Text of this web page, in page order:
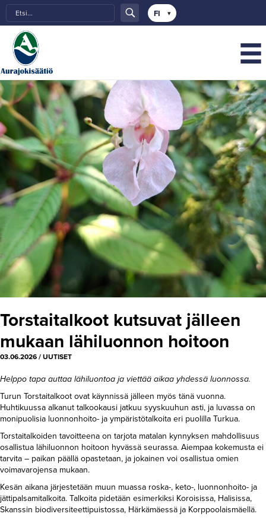
Choose
a
Torstaitalkoot kutsuvat jälleen
mukaan lähiluonnon hoitoon
03.06.2026/UUTISET
Helppo tapa auttaa lähiluontoa ja viettää aikaa yhdessä luonnossa.
Turun Torstaitalkoot ovat käynnissä jälleen myös tänä vuonna.
Huhtikuussa alkanut talkookausi jatkuu syyskuuhun asti, ja luvassa on
monipuolisia luonnonhoito- ja ympäristötalkoita eri puolilla Turkua.
Torstaitalkoiden tavoitteena on tarjota matalan kynnyksen mahdollisuus
osallistua lähiluonnon hoitoon hyvässä seurassa. Aiempaa kokemusta ei
tarvita – paikan päällä opastetaan, ja jokainen voi osallistua omien
voimavarojensa mukaan.
Kesän aikana järjestetään muun muassa roska-, keto-, luonnonhoito- ja
jättipalsamitalkoita. Talkoita pidetään esimerkiksi Koroisissa, Halisissa,
Skanssin biodiversiteettipuistossa, Härkämäessä ja Korppoolaismäellä.